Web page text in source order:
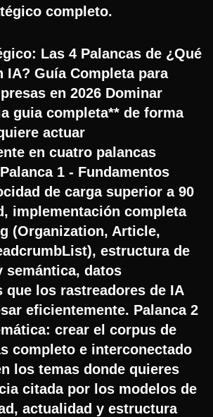
completo.
Las 4 Palancas de ¿Qué
IA? Guía Completa para
en 2026 Dominar
guia completa** de forma
actuar
en cuatro palancas
1 - Fundamentos
de carga superior a 90
implementación completa
(Organization, Article,
estructura de
semántica, datos
que los rastreadores de IA
eficientemente. Palanca 2
crear el corpus de
completo e interconectado
los temas donde quieres
citada por los modelos de
actualidad y estructura